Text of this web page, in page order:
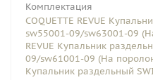
Комплектация
COQUETTE REVUE
sw55001-09/sw63001-09
REVUE Купальник
09/sw61001-09 (На
Купальник раздельный